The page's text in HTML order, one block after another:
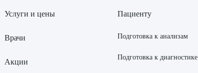
Услуги и цены
Врачи
Акции
Пациенту
Подготовка к анализам
Подготовка к диагностике